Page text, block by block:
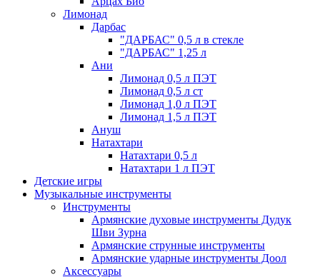
Лимонад
Дарбас
"ДАРБАС" 0,5 л в стекле
"ДАРБАС" 1,25 л
Ани
Лимонад 0,5 л ПЭТ
Лимонад 0,5 л ст
Лимонад 1,0 л ПЭТ
Лимонад 1,5 л ПЭТ
Ануш
Натахтари
Натахтари 0,5 л
Натахтари 1 л ПЭТ
Детские игры
Музыкальные инструменты
Инструменты
Армянские духовые инструменты Дудук
Шви Зурна
Армянские струнные инструменты
Армянские ударные инструменты Доол
Аксессуары